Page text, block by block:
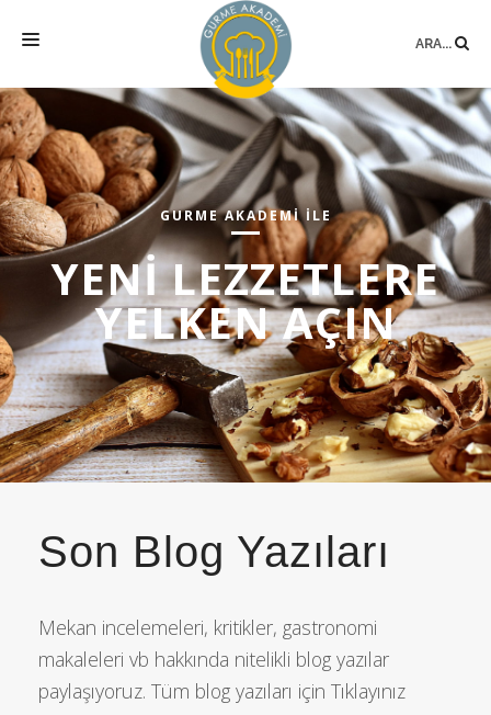
ARA...
ANASAYFA
MEKAN
EĞITIMLER
DANIŞMANLIK
YAZARLAR
BLOG
SÖZLÜK
GURME AKADEMİ İLE
YENİ LEZZETLERE
YELKEN AÇIN
Son Blog Yazıları
Mekan incelemeleri, kritikler, gastronomi
makaleleri vb hakkında nitelikli blog yazılar
paylaşıyoruz. Tüm blog yazıları için Tıklayınız